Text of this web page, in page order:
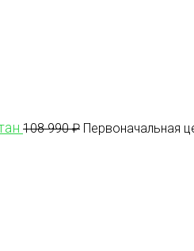
108 990₽ Первоначальная